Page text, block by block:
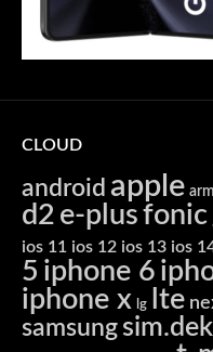
CLOUD
android apple arm
d2 e-plusfonic
ios 11 ios 12 ios 13 ios
5 iphone 6
iphone x lg lte
samsung